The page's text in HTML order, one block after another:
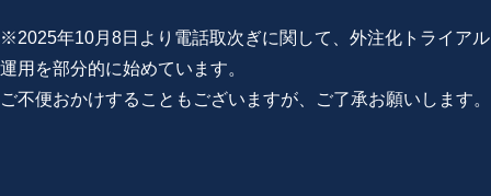
※2025年10月8日より電話取次ぎに関して、外注化トライアル
運用を部分的に始めています。
ご不便おかけすることもございますが、ご了承お願いします。